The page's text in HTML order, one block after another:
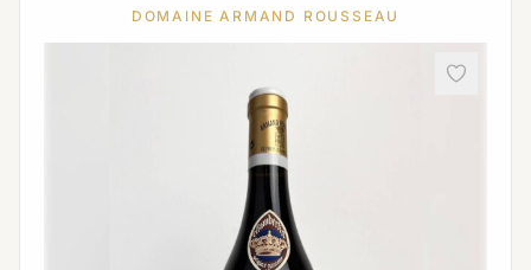
DOMAINE ARMAND ROUSSEAU